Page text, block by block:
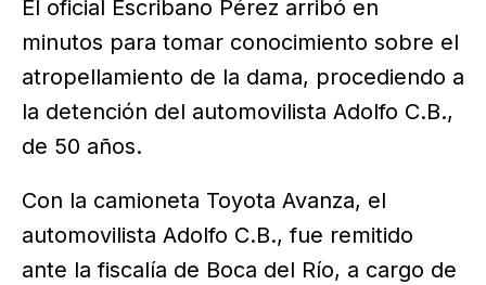
El oficial Escribano Pérez arribó en
minutos para tomar conocimiento sobre el
atropellamiento de la dama, procediendo a
la detención del automovilista Adolfo C.B.,
de 50 años.
Con la camioneta Toyota Avanza, el
automovilista Adolfo C.B., fue remitido
ante la fiscalía de Boca del Río, a cargo de